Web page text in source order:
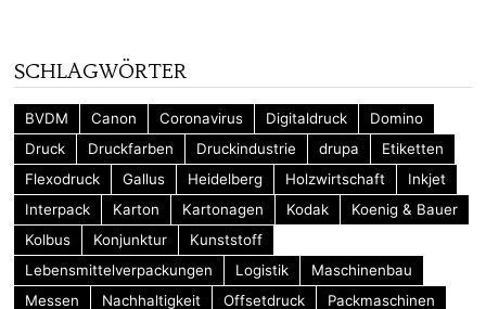
SCHLAGWÖRTER
BVDM Canon Coronavirus Digitaldruck
Domino
Druck
Druckfarben Druckindustrie drupa
Etiketten
Flexodruck
Gallus Heidelberg Holzwirtschaft
Inkjet
Interpack
Karton Kartonagen Kodak
Koenig & Bauer
Kolbus
Konjunktur
Kunststoff
Lebensmittelverpackungen
Logistik
Maschinenbau
Messen
Nachhaltigkeit Offsetdruck
Packmaschinen